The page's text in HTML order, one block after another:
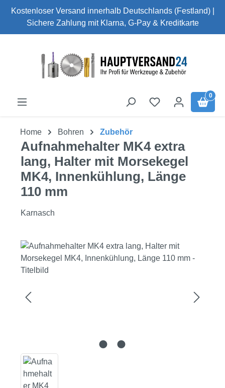
Zum Hauptinhalt springen
Kostenloser Versand innerhalb Deutschlands (Festland) |
Sichere Zahlung mit Klarna, G-Pay & Kreditkarte
0
Home Bohren Zubehör
Aufnahmehalter MK4 extra
lang, Halter mit Morsekegel
MK4, Innenkühlung, Länge
110 mm
Karnasch
Bildergalerie überspringen